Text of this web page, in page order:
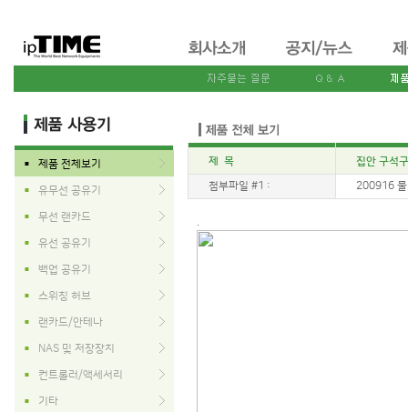
■ 제품 전체보기
■ 유무선 공유기
■ 무선 랜카드
■ 유선 공유기
■ 백업 공유기
■ 스위칭 허브
■ 랜카드/안테나
■ NAS 및 저장장치
■ 컨트롤러/액세서리
■ 기타
제 목 집안 구석
첨부파일 #1 : 200916
.